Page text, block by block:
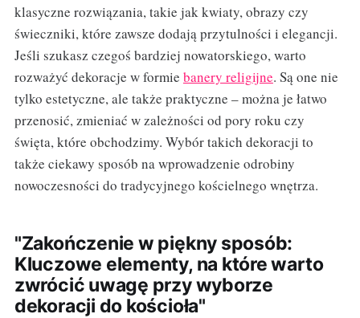
klasyczne rozwiązania, takie jak kwiaty, obrazy czy
świeczniki, które zawsze dodają przytulności i elegancji.
Jeśli szukasz czegoś bardziej nowatorskiego, warto
rozważyć dekoracje w formie banery religijne. Są one nie
tylko estetyczne, ale także praktyczne – można je łatwo
przenosić, zmieniać w zależności od pory roku czy
święta, które obchodzimy. Wybór takich dekoracji to
także ciekawy sposób na wprowadzenie odrobiny
nowoczesności do tradycyjnego kościelnego wnętrza.
"Zakończenie w piękny sposób:
Kluczowe elementy, na które warto
zwrócić uwagę przy wyborze
dekoracji do kościoła"